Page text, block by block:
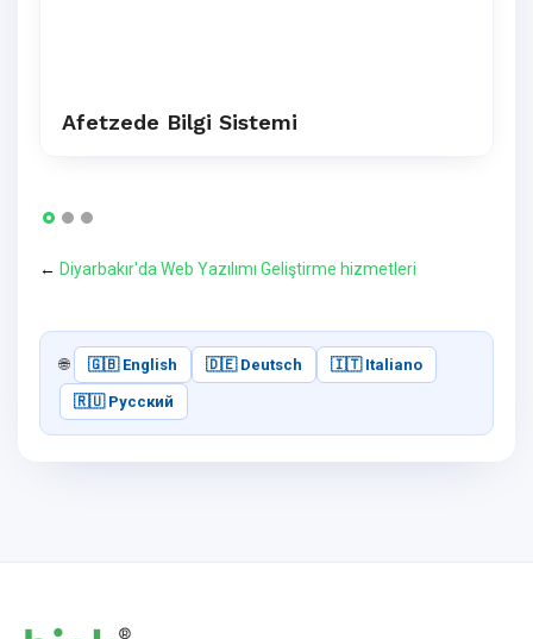
Afetzede Bilgi Sistemi
← Diyarbakır'da Web Yazılımı Geliştirme hizmetleri
🌐 🇬🇧 English 🇩🇪 Deutsch 🇮🇹 Italiano
🇷🇺 Русский